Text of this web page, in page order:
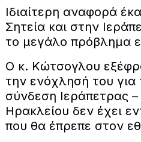
Ιδιαίτερη αναφορά
Σητεία και στην
το μεγάλο πρόβλημα
Ο κ. Κώτσογλου
την ενόχλησή του για
σύνδεση Ιεράπετρας –
Ηρακλείου δεν έχει
που θα έπρεπε στον